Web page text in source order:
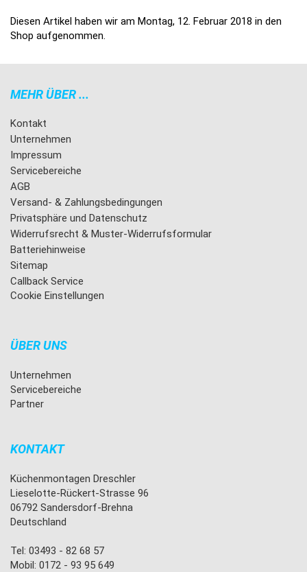
Diesen Artikel haben wir am Montag, 12. Februar 2018 in den
Shop aufgenommen.
MEHR ÜBER ...
Kontakt
Unternehmen
Impressum
Servicebereiche
AGB
Versand- & Zahlungsbedingungen
Privatsphäre und Datenschutz
Widerrufsrecht & Muster-Widerrufsformular
Batteriehinweise
Sitemap
Callback Service
Cookie Einstellungen
ÜBER UNS
Unternehmen
Servicebereiche
Partner
KONTAKT
Küchenmontagen Dreschler
Lieselotte-Rückert-Strasse 96
06792 Sandersdorf-Brehna
Deutschland
Tel: 03493 - 82 68 57
Mobil: 0172 - 93 95 649